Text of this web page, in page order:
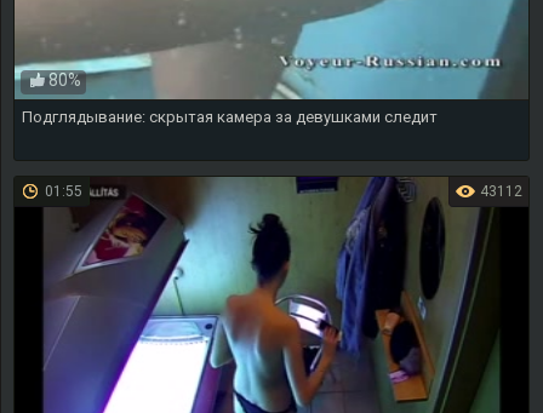
80%
Подглядывание: скрытая камера за девушками следит
43112
01:55